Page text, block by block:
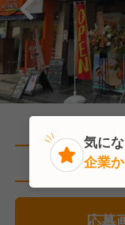
直
応募
気に
企業